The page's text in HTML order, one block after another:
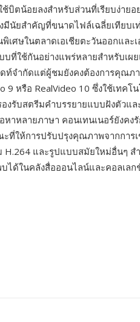
ช้บิตน้อยลงสำหรับส่วนที่เรียบง่า
นัยสำคัญที่ขนาดไฟล์เฉลี่ยเทียบเ
เศษในตลาดเอเชียตะวันออกและ
ที่ใช้กันอย่างแพร่หลายสำหรับเผ
ท์จำกัดแต่ผู้ชมยังคงต้องการคุณภ
หรือ RealVideo 10 ซึ่งใช้เทคโ
งรับสตรีมคำบรรยายแบบฝังตัวแ
หาหลายภาษา คอนเทนเนอร์ยังค
ที่ให้การปรับปรุงคุณภาพจากการ
H.264 และรูปแบบสมัยใหม่อื่นๆ
ได้ในคลังสื่อออนไลน์และคอลเล